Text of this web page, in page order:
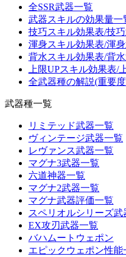
全SSR武器一覧
武器スキルの効果量一
技巧スキル効果表/技
渾身スキル効果表/渾
背水スキル効果表/背
上限UPスキル効果表/
全武器種の解説(重要
武器種一覧
リミテッド武器一覧
ヴィンテージ武器一覧
レヴァンス武器一覧
マグナ3武器一覧
六道神器一覧
マグナ2武器一覧
マグナ武器評価一覧
スペリオルシリーズ武
EX攻刃武器一覧
バハムートウェポン
エピックウェポン性能